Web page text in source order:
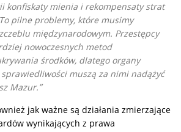
konfiskaty mienia i rekompensaty strat
To pilne problemy, które musimy
międzynarodowym. Przestępcy
nowoczesnych metod
środków, dlatego organy
muszą za nimi nadążyć
Mazur.
jak ważne są działania zmierzające
wynikających z prawa